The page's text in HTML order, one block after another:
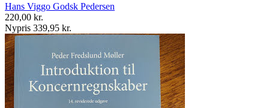
Hans Viggo Godsk Pedersen
220,00 kr.
Nypris 339,95 kr.